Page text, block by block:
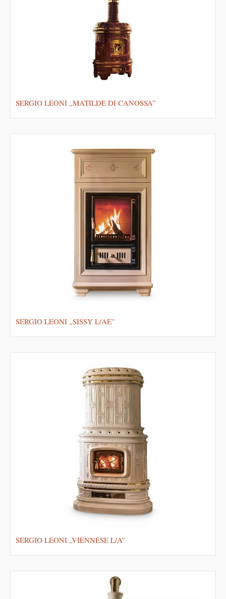
SERGIO LEONI „MATILDE DI CANOSSA”
SERGIO LEONI „SISSY L/AE”
SERGIO LEONI „VIENNESE L/A”